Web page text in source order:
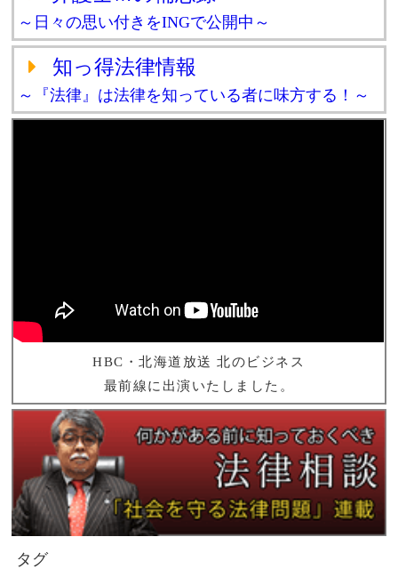
～日々の思い付きをINGで公開中～
知っ得法律情報
～『法律』は法律を知っている者に味方する！～
HBC・北海道放送 北のビジネス
最前線に出演いたしました。
タグ